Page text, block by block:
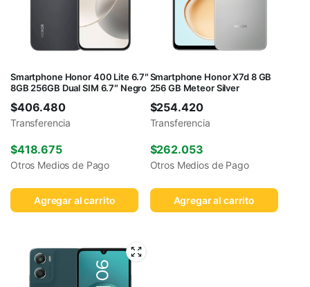
Smartphone Honor 400 Lite 6.7″
8GB 256GB Dual SIM 6.7″ Negro
$406.480
Transferencia
$418.675
Otros Medios de Pago
Agregar al carrito
Smartphone Honor X7d 8 GB
256 GB Meteor Silver
$254.420
Transferencia
$262.053
Otros Medios de Pago
Agregar al carrito